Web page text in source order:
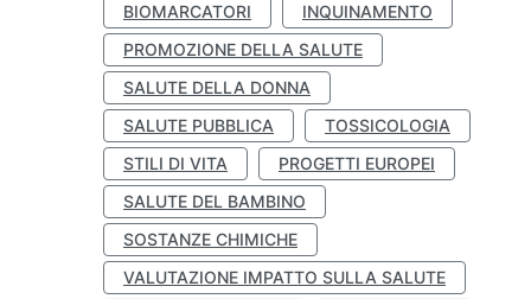
BIOMARCATORI
INQUINAMENTO
PROMOZIONE DELLA SALUTE
SALUTE DELLA DONNA
SALUTE PUBBLICA
TOSSICOLOGIA
STILI DI VITA
PROGETTI EUROPEI
SALUTE DEL BAMBINO
SOSTANZE CHIMICHE
VALUTAZIONE IMPATTO SULLA SALUTE